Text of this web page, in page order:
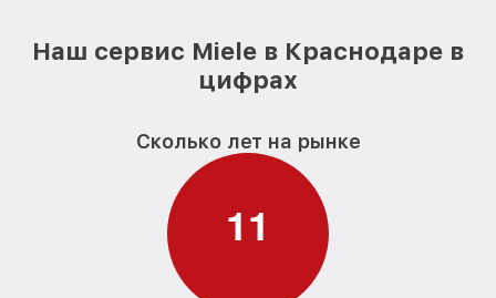
Наш сервис Miele в Краснодаре в
цифрах
Сколько лет на рынке
11